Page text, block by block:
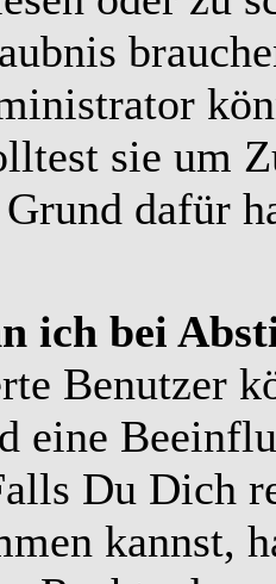
sie um
dafür
ich bei
Benutzer
eine
Du Dich
kannst,